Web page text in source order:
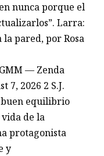
nunca porque el
Larra:
pared, por Rosa
— Zenda
7, 2026 2 S.J.
equilibrio
de la
protagonista
y